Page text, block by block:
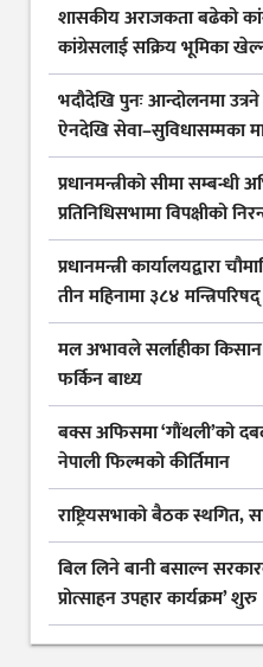
शासकीय अराजकता बढेको
कांग्रेसलाई सक्रिय भूमिका
भदौदेखि पुनः आन्दोलनमा
ऐनदेखि सेवा–सुविधासम्मका
प्रधानमन्त्रीको सीमा सम्बन्धी
प्रतिनिधिसभामा विपक्षीको
प्रधानमन्त्री कार्यालयद्वारा
तीन महिनामा ३८४
मल अभावले सर्लाहीका
फर्किन बाध्य
बक्स अफिसमा ‘गौंथली’को
नेपाली फिल्मको कीर्तिमान
राष्ट्रियसभाको बैठक
बिल लिने बानी बसाल्न
प्रोत्साहन उपहार कार्यक्रम’ शुरु